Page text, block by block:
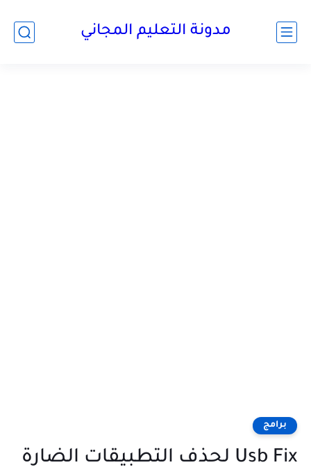
مدونة التعليم المجاني
برامج
Usb Fix لحذف التطبيقات الضارة